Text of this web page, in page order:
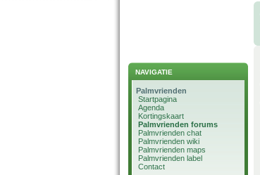
NAVIGATIE
Palmvrienden
Startpagina
Agenda
Kortingskaart
Palmvrienden forums
Palmvrienden chat
Palmvrienden wiki
Palmvrienden maps
Palmvrienden label
Contact